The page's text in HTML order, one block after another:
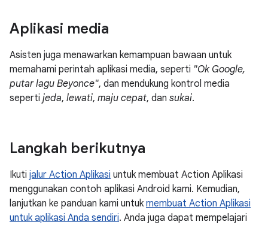
Aplikasi media
Asisten juga menawarkan kemampuan bawaan untuk
memahami perintah aplikasi media, seperti "Ok Google,
putar lagu Beyonce", dan mendukung kontrol media
seperti jeda, lewati, maju cepat, dan sukai.
Langkah berikutnya
Ikuti jalur Action Aplikasi untuk membuat Action Aplikasi
menggunakan contoh aplikasi Android kami. Kemudian,
lanjutkan ke panduan kami untuk membuat Action Aplikasi
untuk aplikasi Anda sendiri. Anda juga dapat mempelajari